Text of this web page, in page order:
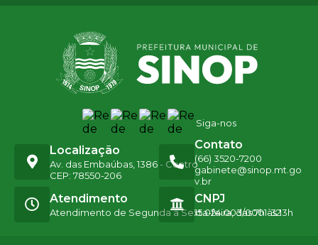
Siga-nos
Localização
Av. das Embaúbas, 1386 - Centro
CEP: 78550-206
Contato
(66) 3520-7200
gabinete@sinop.mt.go
v.br
Atendimento
Atendimento de Segunda a Sexta-feira, das 7h às 13h
CNPJ
15.024.003/0001-32